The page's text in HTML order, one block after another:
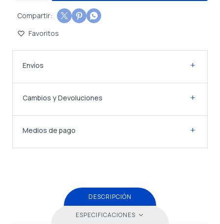
  
Envíos
Cambios y Devoluciones
Medios de pago
DESCRIPCIÓN
ESPECIFICACIONES